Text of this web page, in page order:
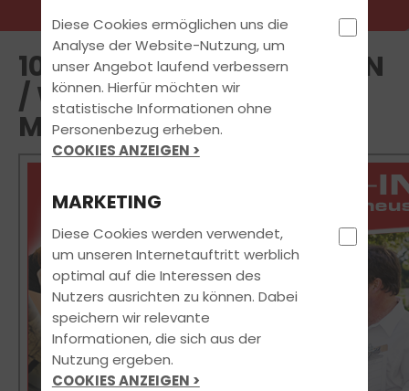
10 TIPPS ZUM SPRITSPAREN
/ WINTERFESTE
MOTORRADBEKLEIDUNG
Diese Cookies ermöglichen uns die
Analyse der Website-Nutzung, um
unser Angebot laufend verbessern
können. Hierfür möchten wir
statistische Informationen ohne
Personenbezug erheben.
COOKIES ANZEIGEN >
MARKETING
Diese Cookies werden verwendet,
um unseren Internetauftritt werblich
optimal auf die Interessen des
Nutzers ausrichten zu können. Dabei
speichern wir relevante
Informationen, die sich aus der
Nutzung ergeben.
COOKIES ANZEIGEN >